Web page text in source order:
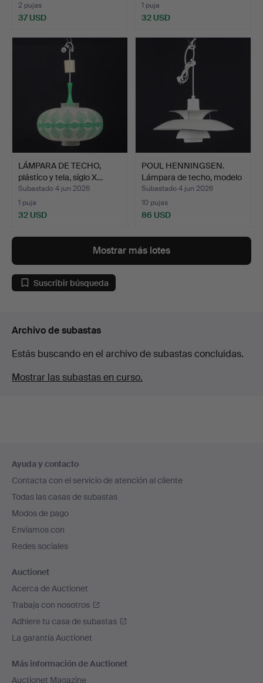
2 pujas
37 USD
1 puja
32 USD
LÁMPARA DE TECHO,
plástico y tela, siglo X…
Subastado 4 jun 2026
1 puja
32 USD
POUL HENNINGSEN.
Lámpara de techo, modelo
…
Subastado 4 jun 2026
10 pujas
86 USD
Mostrar más lotes
Suscribir búsqueda
Archivo de subastas
Estás buscando en el archivo de subastas concluidas.
Mostrar las subastas en curso.
en
el
pie
de
página
Ayuda y contacto
Contacta con el servicio de atención al cliente
Todas las casas de subastas
Modos de pago
Enviamos con
Redes sociales
Auctionet
Acerca de Auctionet
Trabaja con nosotros
Adhiere tu casa de subastas
La garantía Auctionet
Más información de Auctionet
Auctionet Magazine